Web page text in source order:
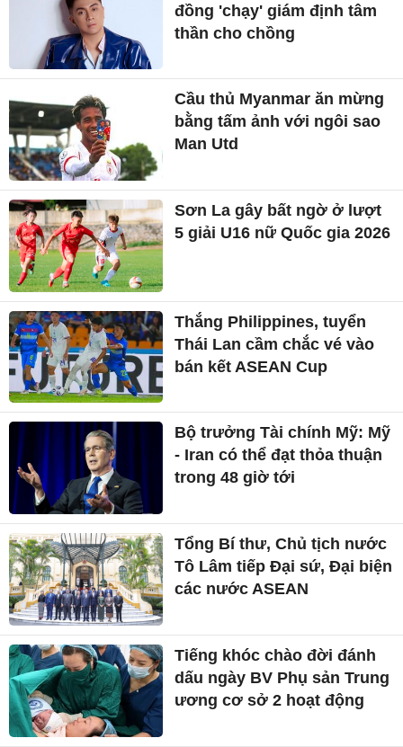
đồng 'chạy' giám định tâm
thần cho chồng
Cầu thủ Myanmar ăn mừng
bằng tấm ảnh với ngôi sao
Man Utd
Sơn La gây bất ngờ ở lượt
5 giải U16 nữ Quốc gia 2026
Thắng Philippines, tuyển
Thái Lan cầm chắc vé vào
bán kết ASEAN Cup
Bộ trưởng Tài chính Mỹ: Mỹ
- Iran có thể đạt thỏa thuận
trong 48 giờ tới
Tổng Bí thư, Chủ tịch nước
Tô Lâm tiếp Đại sứ, Đại biện
các nước ASEAN
Tiếng khóc chào đời đánh
dấu ngày BV Phụ sản Trung
ương cơ sở 2 hoạt động